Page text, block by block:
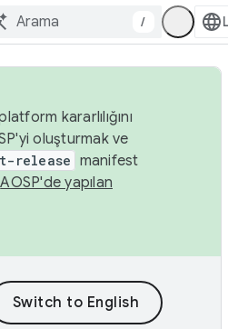
/
kararlılığını
oluşturmak ve
release manifest
AOSP'de yapılan